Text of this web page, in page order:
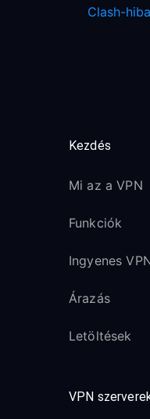
Clash-
Kezdés
Mi az a VPN
Funkciók
Ingyenes
Árazás
Letöltések
VPN